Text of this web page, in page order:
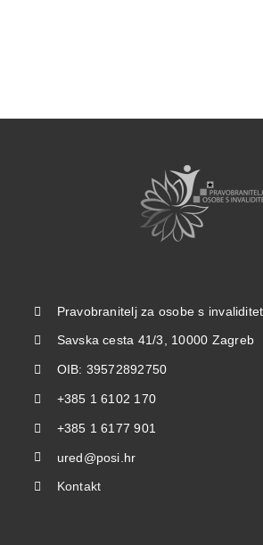
Pravobranitelj za osobe s
Savska cesta 41/3, 10000 Zagreb
OIB: 39572892750
+385 1 6102 170
+385 1 6177 901
ured@posi.hr
Kontakt